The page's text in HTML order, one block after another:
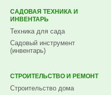
САДОВАЯ ТЕХНИКА И
ИНВЕНТАРЬ
Техника для сада
Садовый инструмент
(инвентарь)
СТРОИТЕЛЬСТВО И РЕМОНТ
Строительство дома